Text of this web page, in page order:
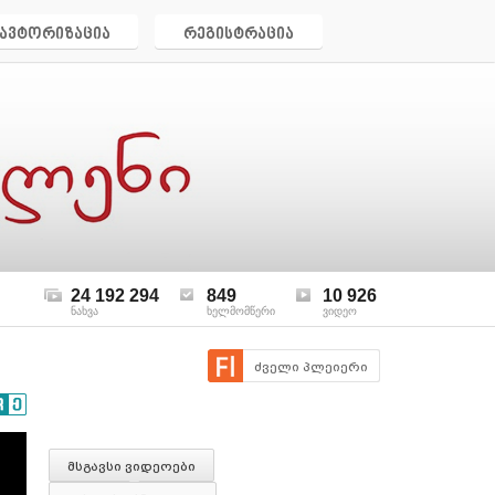
ავტორიზაცია რეგისტრაცია
24 192 294
ნახვა
849
ხელმომწერი
10 926
ვიდეო
ძველი პლეიერი
მსგავსი ვიდეოები